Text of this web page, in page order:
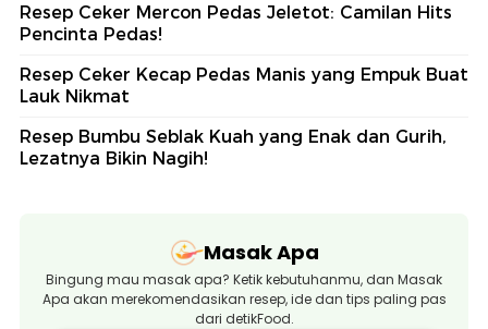
Resep Ceker Mercon Pedas Jeletot: Camilan Hits
Pencinta Pedas!
Resep Ceker Kecap Pedas Manis yang Empuk Buat
Lauk Nikmat
Resep Bumbu Seblak Kuah yang Enak dan Gurih,
Lezatnya Bikin Nagih!
Masak Apa
Bingung mau masak apa? Ketik kebutuhanmu, dan Masak
Apa akan merekomendasikan resep, ide dan tips paling pas
dari detikFood.